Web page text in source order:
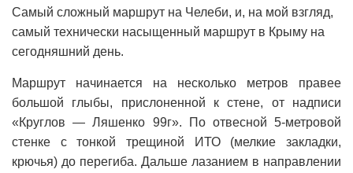
Самый сложный маршрут на Челеби, и, на мой взгляд,
самый технически насыщенный маршрут в Крыму на
сегодняшний день.
Маршрут начинается на несколько метров правее
большой глыбы, прислоненной к стене, от надписи
«Круглов — Ляшенко 99г». По отвесной 5-метровой
стенке с тонкой трещиной ИТО (мелкие закладки,
крючья) до перегиба. Дальше лазанием в направлении